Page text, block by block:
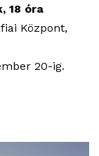
18 óra
Központ,
20-ig.